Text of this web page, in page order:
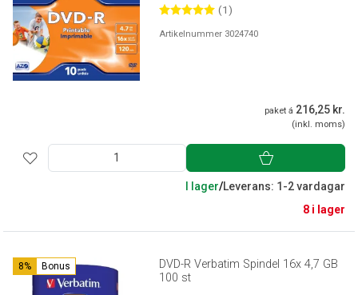
(1)
Artikelnummer 3024740
paket á 216,25 kr.
(inkl. moms)
I lager/Leverans: 1-2 vardagar
8 i lager
8% Bonus
DVD-R Verbatim Spindel 16x 4,7 GB
100 st